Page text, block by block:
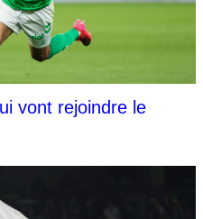
vont rejoindre le